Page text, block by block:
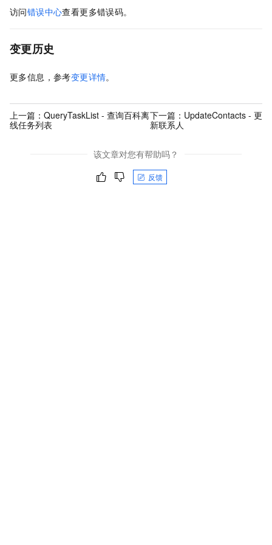
访问错误中心查看更多错误码。
变更历史
更多信息，参考变更详情。
上一篇： QueryTaskList - 查询百科离
线任务列表
下一篇： UpdateContacts - 更
新联系人
该文章对您有帮助吗？
反馈